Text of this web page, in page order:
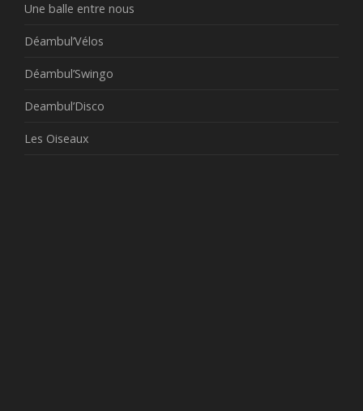
Une balle entre nous
Déambul’Vélos
Déambul’Swingo
Deambul’Disco
Les Oiseaux